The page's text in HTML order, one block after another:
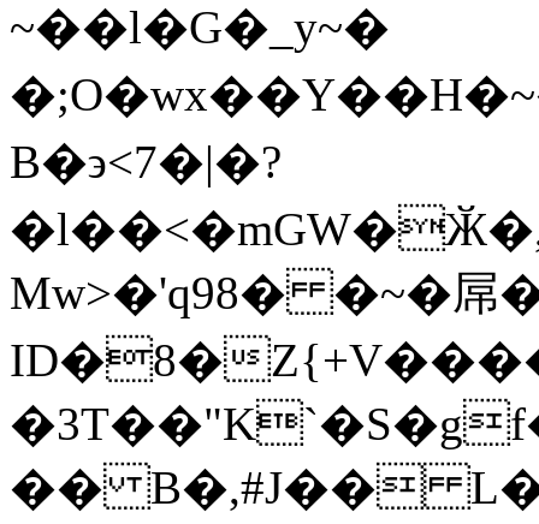
~��l�G�_y~�
�;O�wx��Y��H�~
B� ϶<7�|�?
Mw>�'q98� �~�
ID�8�
�� B�,#J��